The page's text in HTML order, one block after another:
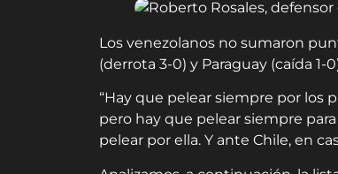
Los venezolanos no sumaron
(derrota 3-0) y Paraguay (caída 1-
“Hay que pelear siempre por los
pero hay que pelear siempre
pelear por ella. Y ante Chile, en